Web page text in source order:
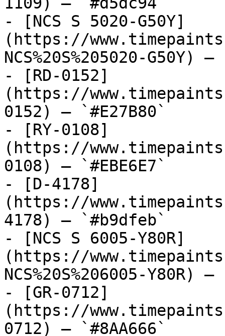
- [NCS S 5020-G50Y]
(https://
NCS%20S%205020-G50Y)
- [RD-0152]
(https://
0152) — `#E27B80`
- [RY-0108]
(https://
0108) — `#EBE6E7`
- [D-4178]
(https://
4178) — `#b9dfeb`
- [NCS S 6005-Y80R]
(https://
NCS%20S%206005-Y80R)
- [GR-0712]
(https://
0712) — `#8AA666`